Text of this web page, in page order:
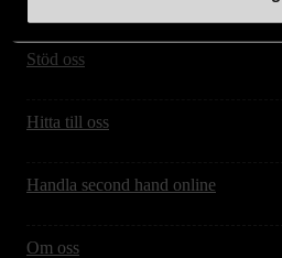
Stöd oss
Hitta till oss
Handla second hand online
Om oss